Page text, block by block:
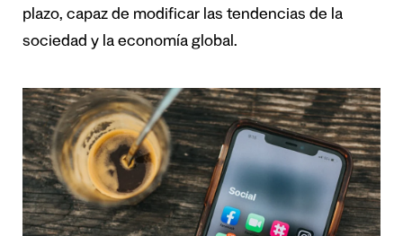
plazo, capaz de modificar las tendencias de la
sociedad y la economía global.